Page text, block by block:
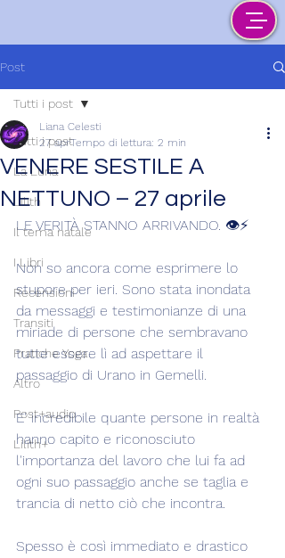
Post
Tutti i post
La Luna
Lilith
Il tema natale
I Libri
Recensioni
Transiti
Pratiche Yoga
Altro
Post+audio
Lilith+
Tutti i post
VENERE SESTILE A
NETTUNO – 27 aprile
Liana Celesti
27 aprTempo di lettura: 2 min
LE VERITÀ STANNO ARRIVANDO. 👁️⚡️
Non so ancora come esprimere lo
stupore per ieri. Sono stata inondata
da messaggi e testimonianze di una
miriade di persone che sembravano
tutte essere lì ad aspettare il
passaggio di Urano in Gemelli.
E' incredibile quante persone in realtà
hanno capito e riconosciuto
l'importanza del lavoro che lui fa ad
ogni suo passaggio anche se taglia e
trancia di netto ciò che incontra.
Spesso è così immediato e drastico